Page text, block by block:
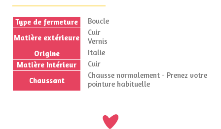
Type de fermeture
Boucle
Matière extérieure
Cuir
Vernis
Origine
Italie
Matière Intérieur
Cuir
Chaussant
Chausse normalement - Prenez votre
pointure habituelle